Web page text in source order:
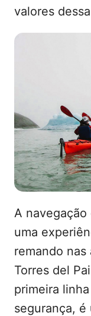
valores
A
uma
remando nas
Torres del
primeira
segurança, é